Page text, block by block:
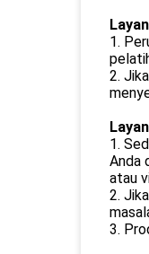
1.
2.
1.
Anda
atau
2.
3.